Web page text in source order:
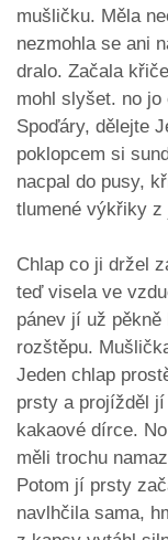
mušličku. Měla
nezmohla se ani
dralo. Začala
mohl slyšet. no jo
Spoďáry, dělejte
poklopcem si
nacpal do pusy,
tlumené výkřiky z
Chlap co ji držel
teď visela ve
pánev jí už
rozštěpu.
Jeden chlap
prsty a projížděl
kakaové dírce.
měli trochu
Potom jí prsty
navlhčila sama,